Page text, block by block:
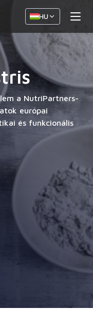
HU
a NutriPartners-
európai
és funkcionális